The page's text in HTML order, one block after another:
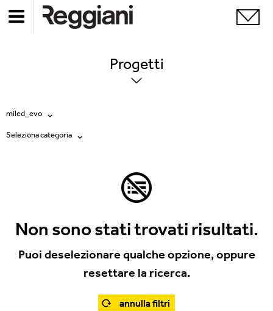
Progetti
miled_evo
Tutti i prodotti
Mood Evo
Sistema Trybeca
Seleziona categoria
Non sono stati trovati risultati.
Puoi deselezionare qualche opzione, oppure
resettare la ricerca.
annulla filtri